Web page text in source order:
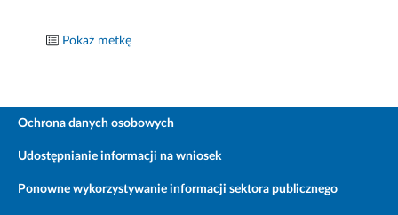
Pokaż metkę
Ochrona danych osobowych
Udostępnianie informacji na wniosek
Ponowne wykorzystywanie informacji sektora publicznego